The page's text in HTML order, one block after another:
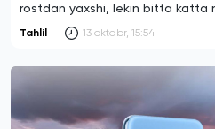
rostdan yaxshi, lekin bitta katta
Tahlil 13 oktabr, 15:54